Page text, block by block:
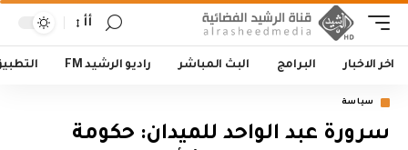
أأ
اخر الاخبار البرامج البث المباشر راديو الرشيد FM
سياسة
سرورة عبد الواحد للميدان: حكومة